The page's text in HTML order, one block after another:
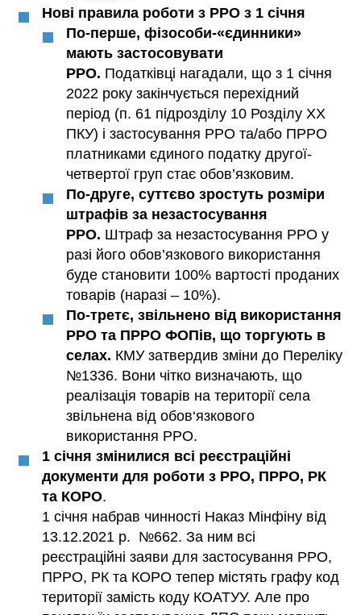
Нові правила роботи з РРО з 1 січня
По-перше, фізособи-«єдинники»
мають застосовувати
РРО. Податківці нагадали, що з 1 січня
2022 року закінчується перехідний
період (п. 61 підрозділу 10 Розділу ХХ
ПКУ) і застосування РРО та/або ПРРО
платниками єдиного податку другої-
четвертої груп стає обов’язковим.
По-друге, суттєво зростуть розміри
штрафів за незастосування
РРО. Штраф за незастосування РРО у
разі його обов’язкового використання
буде становити 100% вартості проданих
товарів (наразі – 10%).
По-третє, звільнено від використання
РРО та ПРРО ФОПів, що торгують в
селах. КМУ затвердив зміни до Переліку
№1336. Вони чітко визначають, що
реалізація товарів на території села
звільнена від обов‘язкового
використання РРО.
1 січня змінилися всі реєстраційні
документи для роботи з РРО, ПРРО, РК
та КОРО.
1 січня набрав чинності Наказ Мінфіну від
13.12.2021 р. №662. За ним всі
реєстраційні заяви для застосування РРО,
ПРРО, РК та КОРО тепер містять графу код
території замість коду КОАТУУ. Але про